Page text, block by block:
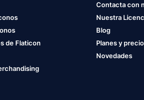
de Flaticon
Contacta con
Nuestra
Blog
Planes y
Novedades